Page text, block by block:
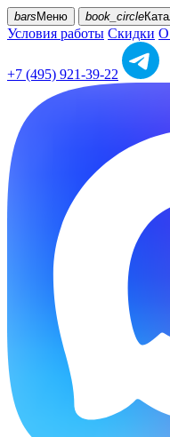
bars Меню book_circle
Условия работы Скидки О
+7 (495) 921-39-22